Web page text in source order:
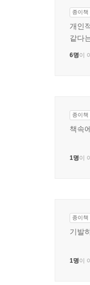
종이책
개인
같다
6명이
종이책
책속
1명이
종이책
기발
1명이